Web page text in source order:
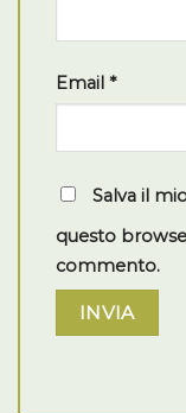
Email *
Salva il
questo
commento.